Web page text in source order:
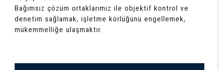
Bağımsız çözüm ortaklarımız ile objektif kontrol ve
denetim sağlamak, işletme körlüğünü engellemek,
mükemmelliğe ulaşmaktır.